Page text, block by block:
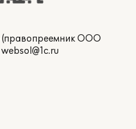
(правопреемник ООО
websol@1c.ru